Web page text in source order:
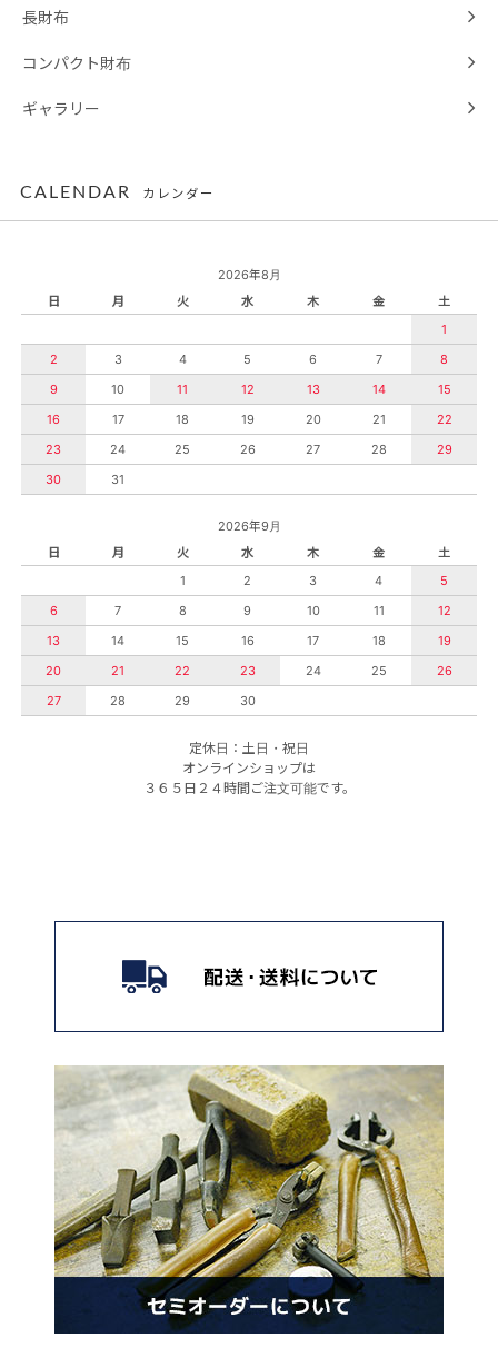
長財布
コンパクト財布
ギャラリー
CALENDAR カレンダー
2026年8月
日
月 火 水 木 金
土
1
2
3 4 5 6 7
8
9
10 11 12 13 14
15
16
17 18 19 20 21
22
23
24 25 26 27 28
29
30
31
2026年9月
日
月 火 水 木 金
土
1
2 3 4
5
6
7 8 9 10 11
12
13
14 15 16 17 18
19
20
21 22 23 24 25
26
27
28 29 30
定休日：土日・祝日
オンラインショップは
３６５日２４時間ご注文可能です。